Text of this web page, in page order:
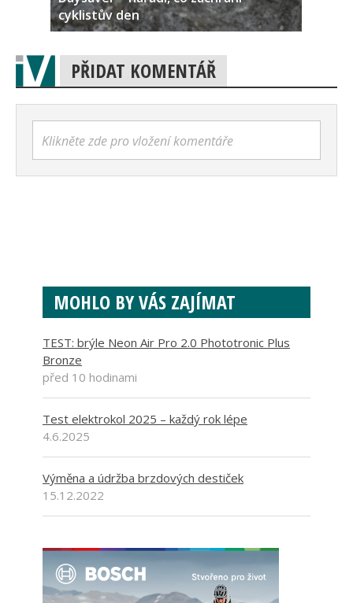
cyklistův den
PŘIDAT KOMENTÁŘ
Klikněte zde pro vložení komentáře
MOHLO BY VÁS ZAJÍMAT
TEST: brýle Neon Air Pro 2.0 Phototronic Plus
Bronze
před 10 hodinami
Test elektrokol 2025 – každý rok lépe
4.6.2025
Výměna a údržba brzdových destiček
15.12.2022